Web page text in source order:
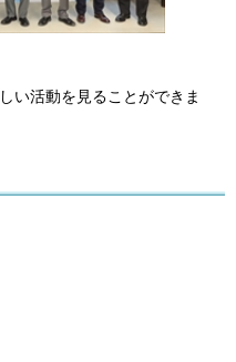
い活動を見ることができま